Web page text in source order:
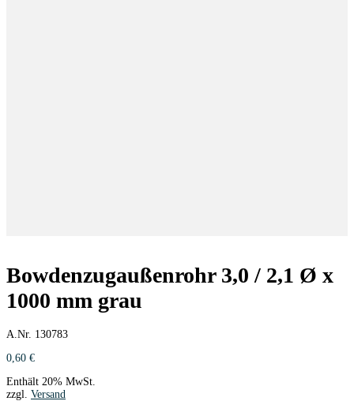
Bowdenzugaußenrohr 3,0 / 2,1 Ø x
1000 mm grau
A.Nr. 130783
0,60 €
Enthält 20% MwSt.
zzgl. Versand